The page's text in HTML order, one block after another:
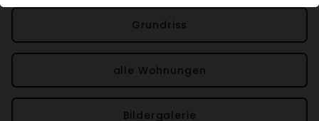
Grund­riss
alle Wohnungen
Bilder­ga­lerie